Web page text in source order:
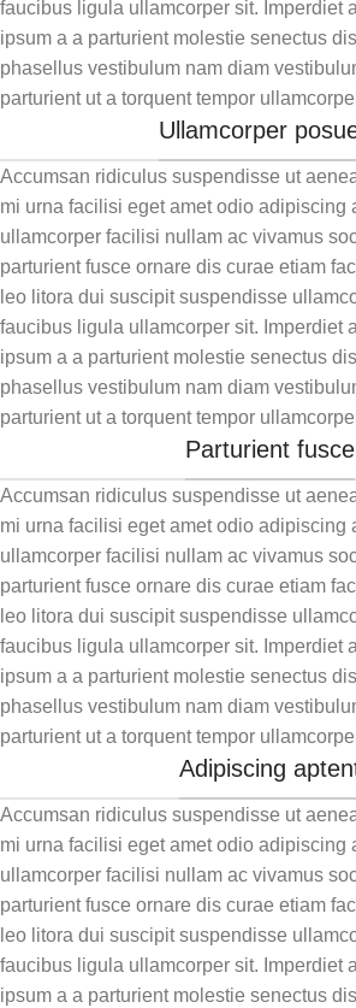
faucibus ligula ullamcorper sit. Imperdiet
ipsum a a parturient molestie senectus
phasellus vestibulum nam diam
parturient ut a torquent tempor
Ullamcorper
Accumsan ridiculus suspendisse ut
mi urna facilisi eget amet odio adipiscing
ullamcorper facilisi nullam ac vivamus
parturient fusce ornare dis curae etiam
leo litora dui suscipit suspendisse
faucibus ligula ullamcorper sit. Imperdiet
ipsum a a parturient molestie senectus
phasellus vestibulum nam diam
parturient ut a torquent tempor
Parturient fusce
Accumsan ridiculus suspendisse ut
mi urna facilisi eget amet odio adipiscing
ullamcorper facilisi nullam ac vivamus
parturient fusce ornare dis curae etiam
leo litora dui suscipit suspendisse
faucibus ligula ullamcorper sit. Imperdiet
ipsum a a parturient molestie senectus
phasellus vestibulum nam diam
parturient ut a torquent tempor
Adipiscing
Accumsan ridiculus suspendisse ut
mi urna facilisi eget amet odio adipiscing
ullamcorper facilisi nullam ac vivamus
parturient fusce ornare dis curae etiam
leo litora dui suscipit suspendisse
faucibus ligula ullamcorper sit. Imperdiet
ipsum a a parturient molestie senectus